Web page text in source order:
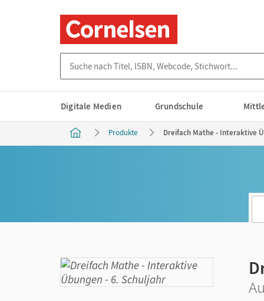
Digitale Medien Grundschule
Produkte Dreifach Mathe - Interaktive